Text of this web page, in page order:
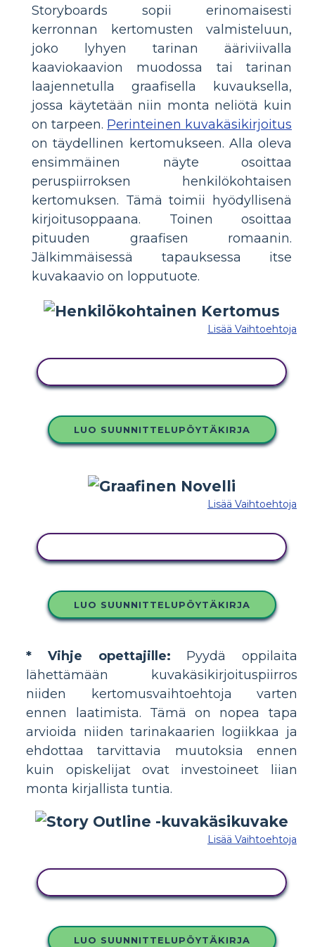
Storyboards sopii erinomaisesti
kerronnan kertomusten valmisteluun,
joko lyhyen tarinan ääriviivalla
kaaviokaavion muodossa tai tarinan
laajennetulla graafisella kuvauksella,
jossa käytetään niin monta neliötä kuin
on tarpeen. Perinteinen kuvakäsikirjoitus
on täydellinen kertomukseen. Alla oleva
ensimmäinen näyte osoittaa
peruspiirroksen henkilökohtaisen
kertomuksen. Tämä toimii hyödyllisenä
kirjoitusoppaana. Toinen osoittaa
pituuden graafisen romaanin.
Jälkimmäisessä tapauksessa itse
kuvakaavio on lopputuote.
Lisää Vaihtoehtoja
LUO SUUNNITTELUPÖYTÄKIRJA
Lisää Vaihtoehtoja
LUO SUUNNITTELUPÖYTÄKIRJA
* Vihje opettajille: Pyydä oppilaita
lähettämään kuvakäsikirjoituspiirros
niiden kertomusvaihtoehtoja varten
ennen laatimista. Tämä on nopea tapa
arvioida niiden tarinakaarien logiikkaa ja
ehdottaa tarvittavia muutoksia ennen
kuin opiskelijat ovat investoineet liian
monta kirjallista tuntia.
Lisää Vaihtoehtoja
LUO SUUNNITTELUPÖYTÄKIRJA